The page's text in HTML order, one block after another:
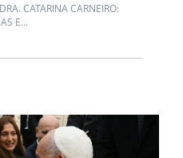
CATARINA CARNEIRO:
E...